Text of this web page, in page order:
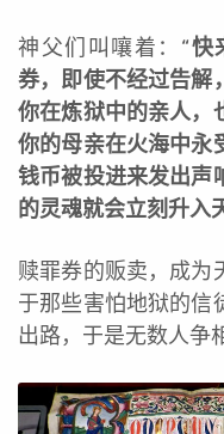
神父们叫嚷着：“快
券，即使不经过告解
你在炼狱中的亲人，
你的母亲在火海中永
钱币被投进来发出声
的灵魂就会立刻升入
赎罪券的贩卖，成为
于那些害怕地狱的信
出路，于是无数人争